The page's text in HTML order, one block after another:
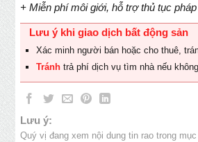
+ Miễn phí môi giới, hỗ trợ thủ tục
Lưu ý khi giao dịch bất động sản
Xác minh người bán hoặc cho thuê,
Tránh trả phí dịch vụ tìm nhà nếu
Lưu ý:
Quý vị đang xem nội dung tin rao trong